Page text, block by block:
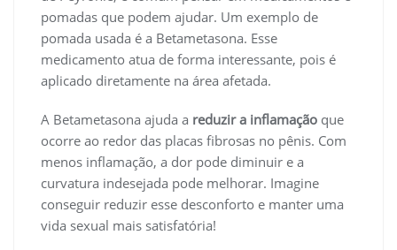
pomadas que podem ajudar. Um exemplo de
pomada usada é a Betametasona. Esse
medicamento atua de forma interessante, pois é
aplicado diretamente na área afetada.
A Betametasona ajuda a reduzir a inflamação que
ocorre ao redor das placas fibrosas no pênis. Com
menos inflamação, a dor pode diminuir e a
curvatura indesejada pode melhorar. Imagine
conseguir reduzir esse desconforto e manter uma
vida sexual mais satisfatória!